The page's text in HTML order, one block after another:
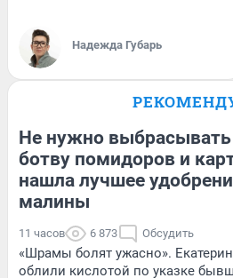
Надежда Губарь
Не нужно выбрасывать
ботву помидоров и
нашла лучшее
малины
11 часов 6 873 Обсудить
«Шрамы болят ужасно».
облили кислотой по указке